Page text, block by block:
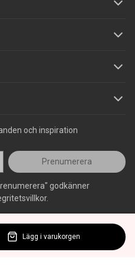
och inspiration
Prenumerera
godkänner
Lägg i varukorgen